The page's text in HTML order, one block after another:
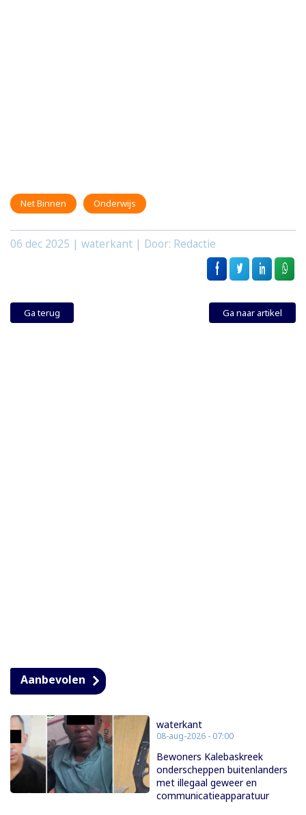
Net Binnen Onderwijs
06 dec 2025 | waterkant | Door: Redactie
Ga terug Ga naar artikel
Aanbevolen
waterkant
08-aug-2026 - 07:00
Bewoners Kalebaskreek
onderscheppen buitenlanders
met illegaal geweer en
communicatieapparatuur